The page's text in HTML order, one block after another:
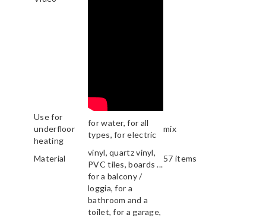
Use for
underfloor
heating
for water, for all
types, for electric
mix
Material
vinyl, quartz vinyl,
PVC tiles, boards ...
57 items
for a balcony /
loggia, for a
bathroom and a
toilet, for a garage,